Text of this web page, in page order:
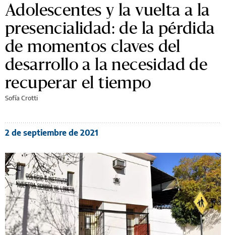
Adolescentes y la vuelta a la
presencialidad: de la pérdida
de momentos claves del
desarrollo a la necesidad de
recuperar el tiempo
Sofía Crotti